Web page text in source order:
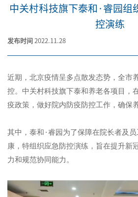
中关村科技旗下泰和·睿园组
控演练
发布时间 2022.11.28
近期，北京疫情呈多点散发态势，全市
控。中关村科技旗下泰和养老各项目，
疫政策，做好院内防疫防控工作，确保
其中，泰和 · 睿园为了保障在院长者及
康，特组织应急防控演练，旨在提升新
力和规范协同能力。